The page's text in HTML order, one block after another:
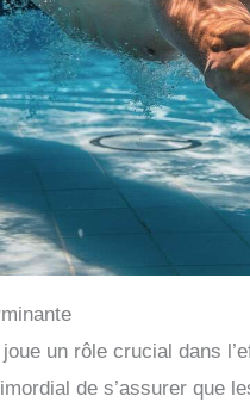
un rôle crucial dans
de s’assurer que